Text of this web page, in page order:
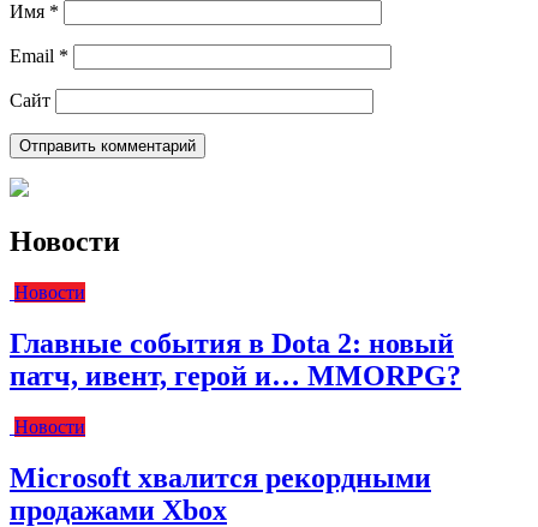
Имя *
Email *
Сайт
Новости
Новости
Главные события в Dota 2: новый
патч, ивент, герой и… MMORPG?
Новости
Microsoft хвалится рекордными
продажами Xbox